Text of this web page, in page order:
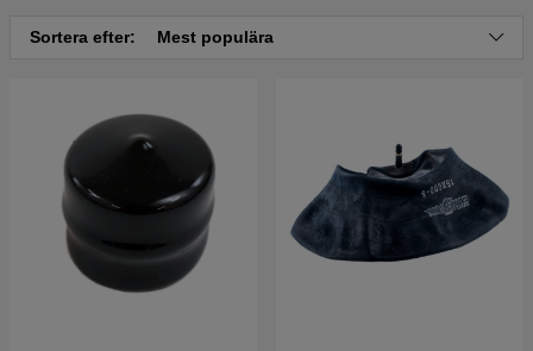
Sortera efter: Mest populära